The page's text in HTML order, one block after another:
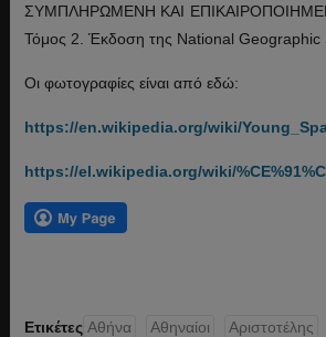
ΣΥΜΠΛΗΡΩΜΕΝΗ ΚΑΙ
Τόμος 2. Έκδοση της National Geographic
Οι φωτογραφίες είναι από εδώ:
https://en.wikipedia.org/wiki/
https://el.wikipedia.org/wiki/
Ετικέτες Αθήνα Αθηναίοι Αριστοτέλης